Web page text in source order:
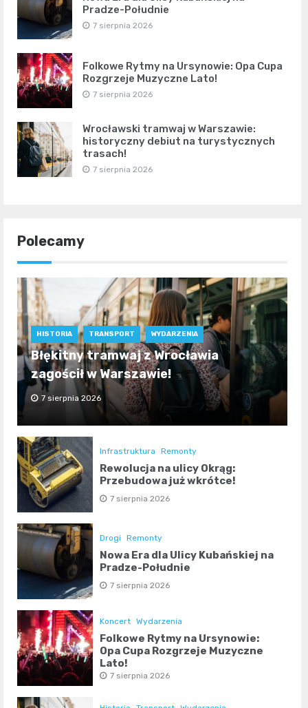
Pradze-Południe
7 sierpnia 2026
Folkowe Rytmy na Ursynowie: Opa Cupa
Rozgrzeje Muzyczne Lato!
7 sierpnia 2026
Wrocławski tramwaj w Warszawie:
historyczny debiut na turystycznych
trasach!
7 sierpnia 2026
Polecamy
HISTORIA TRANSPORT WYDARZENIA
Błękitny tramwaj z Wrocławia
zagościł w Warszawie!
7 sierpnia 2026
Infrastruktura Remonty
Rewolucja na ulicy Okrąg:
Przebudowa już wkrótce!
7 sierpnia 2026
Drogi Remonty
Nowa Era dla Ulicy Kubańskiej na
Pradze-Południe
7 sierpnia 2026
Koncert Wydarzenia
Folkowe Rytmy na Ursynowie:
Opa Cupa Rozgrzeje Muzyczne
Lato!
7 sierpnia 2026